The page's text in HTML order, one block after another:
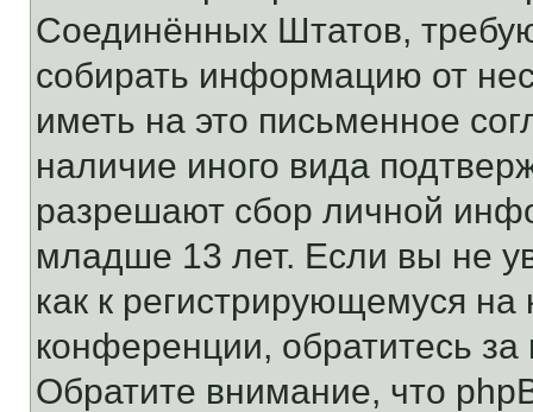
Соединённых Штатов,
собирать информацию от
иметь на это письменное
наличие иного вида
разрешают сбор личной
младше 13 лет. Если вы не
как к регистрирующемуся
конференции, обратитесь
Обратите внимание, что